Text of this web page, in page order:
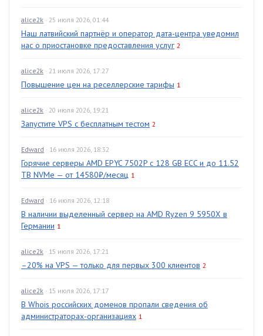
alice2k · 25 июля 2026, 01:44
Наш латвийский партнёр и оператор дата-центра уведомил
нас о приостановке предоставления услуг 2
alice2k · 21 июля 2026, 17:27
Повышение цен на реселлерские тарифы 1
alice2k · 20 июля 2026, 19:21
Запустите VPS с бесплатным тестом 2
Edward · 16 июля 2026, 18:32
Горячие серверы AMD EPYC 7502P с 128 GB ECC и до 11.52
TB NVMe — от 14580₽/месяц 1
Edward · 16 июля 2026, 12:18
В наличии выделенный сервер на AMD Ryzen 9 5950X в
Германии 1
alice2k · 15 июля 2026, 17:21
–20% на VPS — только для первых 300 клиентов 2
alice2k · 15 июля 2026, 17:17
В Whois российских доменов пропали сведения об
администраторах-организациях 1